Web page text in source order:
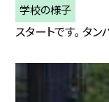
学校の様子
スタートです。 タ